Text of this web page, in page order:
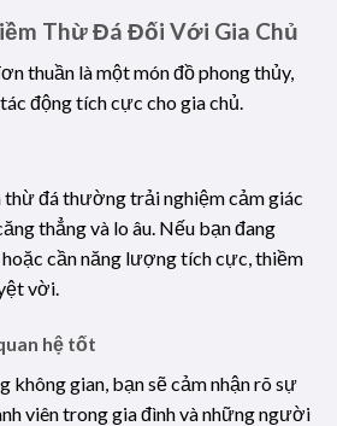
Thừ Đá Đối Với Gia Chủ
thuần là một món đồ phong thủy,
động tích cực cho gia chủ.
thừ đá thường trải nghiệm cảm giác
thẳng và lo âu. Nếu bạn đang
cần năng lượng tích cực, thiềm
vời.
hệ tốt
không gian, bạn sẽ cảm nhận rõ sự
viên trong gia đình và những người